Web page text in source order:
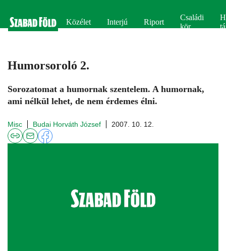
Közélet Interjú Riport
Családi
kör
Humorsoroló 2.
Sorozatomat a humornak szentelem. A humornak,
ami nélkül lehet, de nem érdemes élni.
Misc Budai Horváth József 2007. 10. 12.